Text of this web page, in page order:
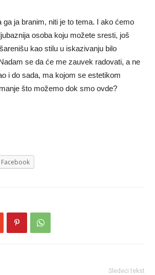
ga ja branim, niti je to tema. I ako ćemo
osoba koju možete sresti, još
kao stilu u iskazivanju bilo
se da će me zauvek radovati, a ne
i do sada, ma kojom se estetikom
što možemo dok smo ovde?
Facebook
Sledeći tekst